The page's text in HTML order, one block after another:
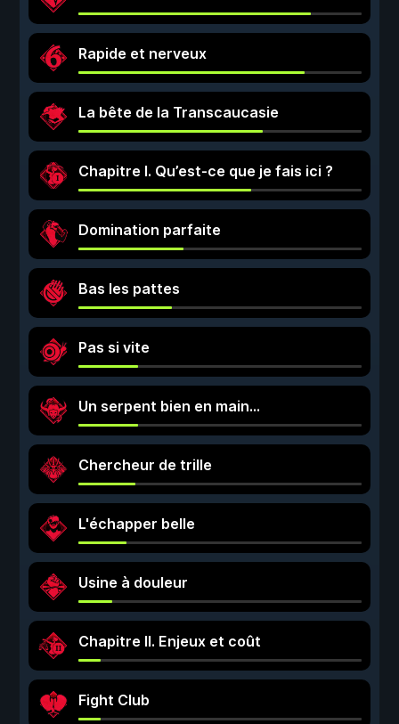
Rapide et nerveux
La bête de la Transcaucasie
Chapitre I. Qu’est-ce que je fais ici ?
Domination parfaite
Bas les pattes
Pas si vite
Un serpent bien en main…
Chercheur de trille
L'échapper belle
Usine à douleur
Chapitre II. Enjeux et coût
Fight Club